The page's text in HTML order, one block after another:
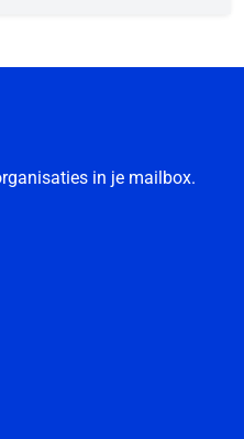
in je mailbox.